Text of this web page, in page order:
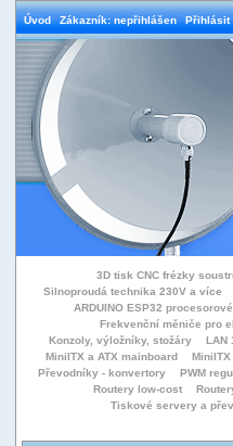
Úvod Zákazník: nepřihlášen Přihlásit
3D tisk CNC frézky
Silnoproudá technika 230V a více
ARDUINO ESP32
Frekvenční měniče pro
Konzoly, výložníky, stožáry
LAN
MiniITX a ATX mainboard
Převodníky - konvertory
PWM
Routery low-cost
Tiskové servery a